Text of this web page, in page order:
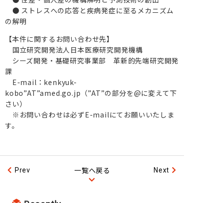
● ストレスへの応答と疾病発症に至るメカニズム
の解明
【本件に関するお問い合わせ先】
国立研究開発法人日本医療研究開発機構
シーズ開発・基礎研究事業部 革新的先端研究開発
課
E-mail：kenkyuk-
kobo”AT”amed.go.jp（”AT”の部分を@に変えて下
さい）
※お問い合わせは必ずE-mailにてお願いいたしま
す。
Prev 一覧へ戻る Next